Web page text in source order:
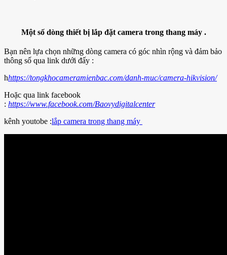
Một số dòng thiết bị lắp đặt camera trong thang máy .
Bạn nên lựa chọn những dòng camera có góc nhìn rộng và đảm bảo
thông số qua link dưới đấy :
hhttps://tongkhocameramienbac.com/danh-muc/camera-hikvision/
Hoặc qua link facebook
: https://www.facebook.com/Baovydigitalcenter
kênh youtobe :lắp camera trong thang máy